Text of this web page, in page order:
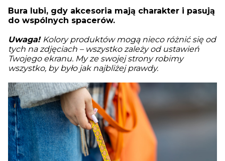
Bura lubi, gdy akcesoria mają charakter i pasują
do wspólnych spacerów.
Uwaga! Kolory produktów mogą nieco różnić się od
tych na zdjęciach – wszystko zależy od ustawień
Twojego ekranu. My ze swojej strony robimy
wszystko, by było jak najbliżej prawdy.